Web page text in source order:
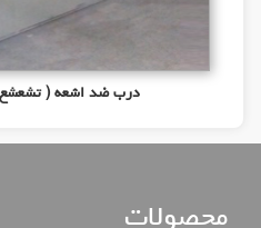
درب ضد اشعه ( تشعشع
محصولات